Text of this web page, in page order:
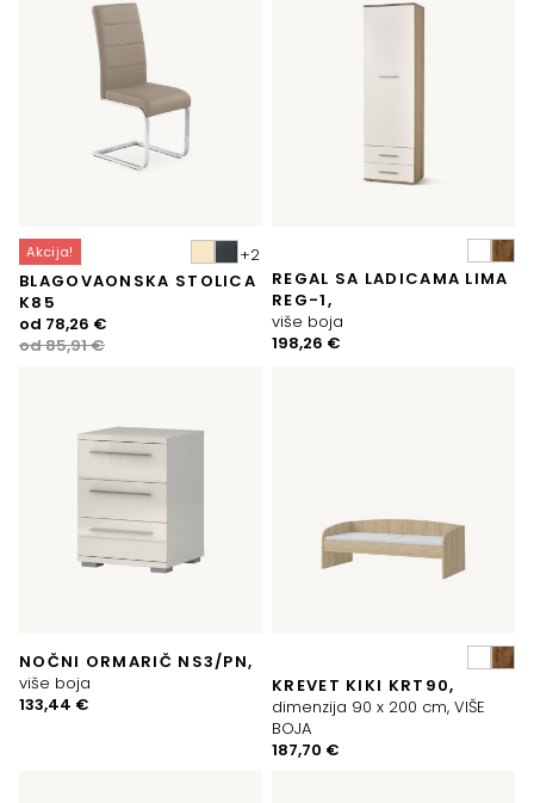
Akcija!
BLAGOVAONSKA STOLICA
K85
od85,91€
Izvorna
cijena
od 78,26 €
Trenutna
cijena
REGAL SA LADICAMA LIMA
REG-1,
više boja
198,26 €
NOČNI ORMARIČ NS3/PN,
više boja
133,44 €
KREVET KIKI KRT90,
dimenzija 90 x 200 cm, VIŠE
BOJA
187,70 €